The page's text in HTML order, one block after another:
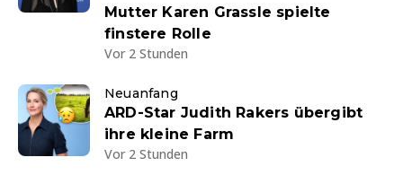
Mutter Karen Grassle spielte
finstere Rolle
Vor 2 Stunden
Neuanfang
ARD-Star Judith Rakers übergibt
ihre kleine Farm
Vor 2 Stunden